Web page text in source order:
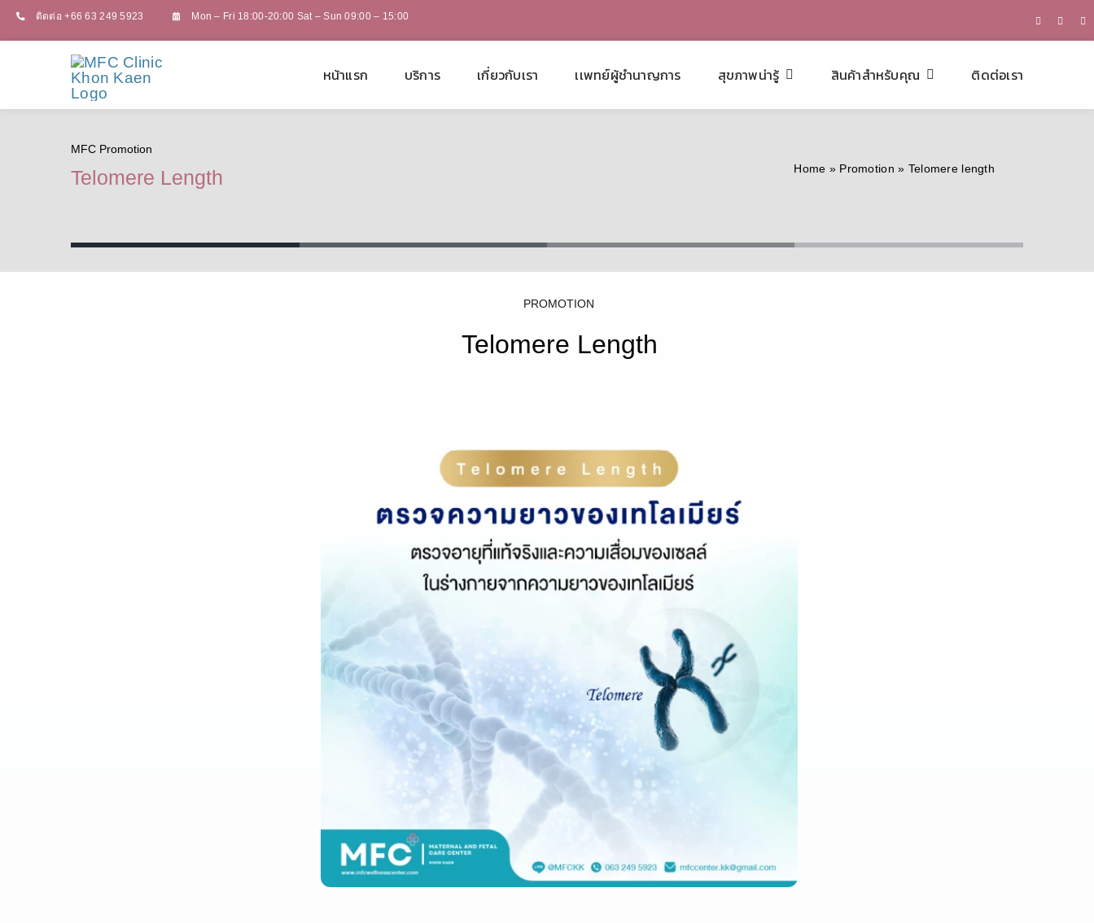
Skip
to
ติดต่อ +66 63 249 5923 Mon – Fri 18:00-20:00 Sat – Sun 09:00 – 15:00
หน้าแรก บริการ เกี่ยวกับเรา เเพทย์ผู้ชำนาญการ สุขภาพน่ารู้ สินค้าสำหรับคุณ ติดต่อเรา
MFC Promotion
Telomere Length Home » Promotion » Telomere length
PROMOTION
Telomere Length